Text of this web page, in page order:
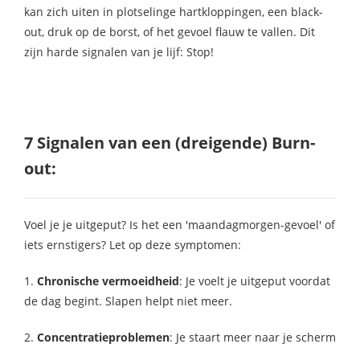
kan zich uiten in plotselinge hartkloppingen, een black-
out, druk op de borst, of het gevoel flauw te vallen. Dit
zijn harde signalen van je lijf: Stop!
7 Signalen van een (dreigende) Burn-
out:
Voel je je uitgeput? Is het een 'maandagmorgen-gevoel' of
iets ernstigers? Let op deze symptomen:
1. Chronische vermoeidheid: Je voelt je uitgeput voordat
de dag begint. Slapen helpt niet meer.
2. Concentratieproblemen: Je staart meer naar je scherm